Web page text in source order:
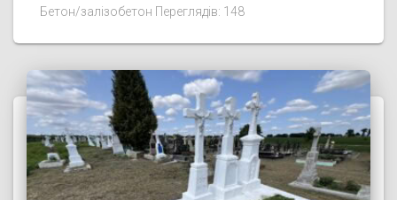
Бетон/залізобетон Переглядів: 148